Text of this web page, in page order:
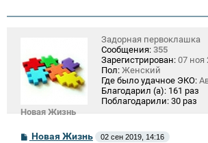
Новая Жизнь
Задорная первоклашка
Сообщения: 355
Зарегистрирован: 07 ноя
Пол: Женский
Где было удачное ЭКО:
Благодарил (а): 161 раз
Поблагодарили: 30 раз
СНовая Жизнь 02 сен 2019, 14:16